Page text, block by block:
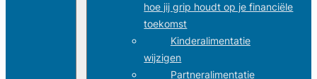
hoe jij grip houdt op je financiële
toekomst
Kinderalimentatie
wijzigen
Partneralimentatie